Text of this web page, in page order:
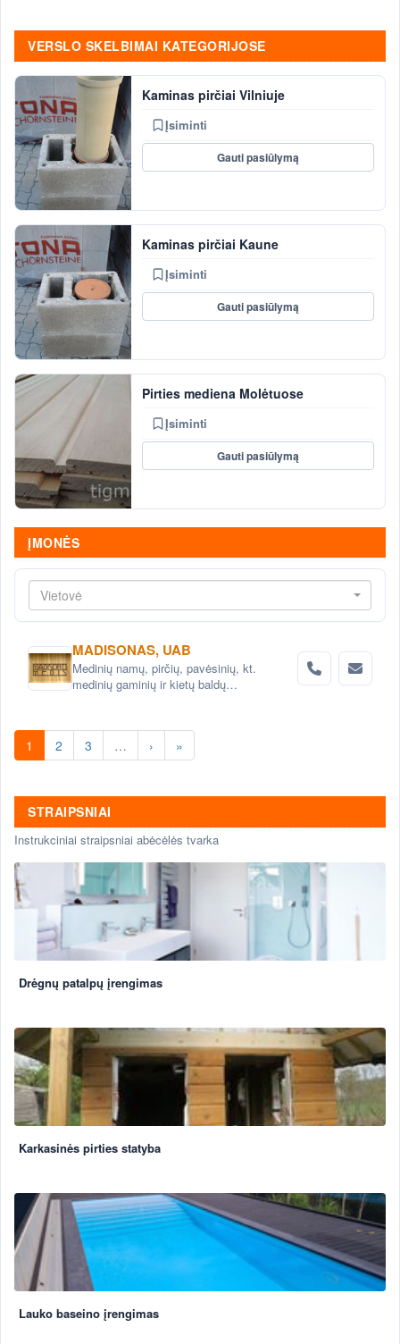
VERSLO SKELBIMAI KATEGORIJOSE
Kaminas pirčiai Vilniuje
Įsiminti
Gauti pasiūlymą
Kaminas pirčiai Kaune
Įsiminti
Gauti pasiūlymą
Pirties mediena Molėtuose
Įsiminti
Gauti pasiūlymą
ĮMONĖS
Vietovė
MADISONAS, UAB
Medinių namų, pirčių, pavėsinių, kt.
medinių gaminių ir kietų baldų
1 2 3 … › »
STRAIPSNIAI
Instrukciniai straipsniai abėcėlės tvarka
Drėgnų patalpų įrengimas
Karkasinės pirties statyba
Lauko baseino įrengimas